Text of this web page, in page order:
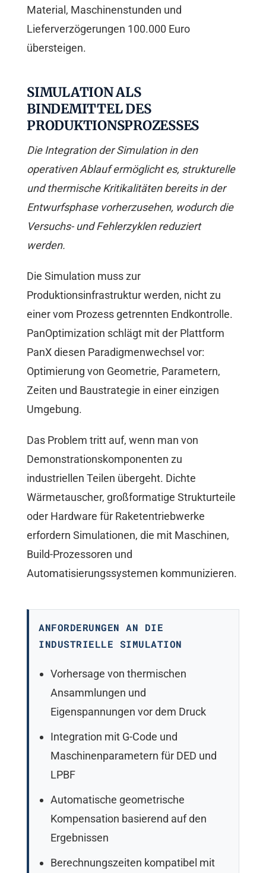
Material, Maschinenstunden und
Lieferverzögerungen 100.000 Euro
übersteigen.
SIMULATION ALS
BINDEMITTEL DES
PRODUKTIONSPROZESSES
Die Integration der Simulation in den
operativen Ablauf ermöglicht es, strukturelle
und thermische Kritikalitäten bereits in der
Entwurfsphase vorherzusehen, wodurch die
Versuchs- und Fehlerzyklen reduziert
werden.
Die Simulation muss zur
Produktionsinfrastruktur werden, nicht zu
einer vom Prozess getrennten Endkontrolle.
PanOptimization schlägt mit der Plattform
PanX diesen Paradigmenwechsel vor:
Optimierung von Geometrie, Parametern,
Zeiten und Baustrategie in einer einzigen
Umgebung.
Das Problem tritt auf, wenn man von
Demonstrationskomponenten zu
industriellen Teilen übergeht. Dichte
Wärmetauscher, großformatige Strukturteile
oder Hardware für Raketentriebwerke
erfordern Simulationen, die mit Maschinen,
Build-Prozessoren und
Automatisierungssystemen kommunizieren.
ANFORDERUNGEN AN DIE
INDUSTRIELLE SIMULATION
Vorhersage von thermischen
Ansammlungen und
Eigenspannungen vor dem Druck
Integration mit G-Code und
Maschinenparametern für DED und
LPBF
Automatische geometrische
Kompensation basierend auf den
Ergebnissen
Berechnungszeiten kompatibel mit